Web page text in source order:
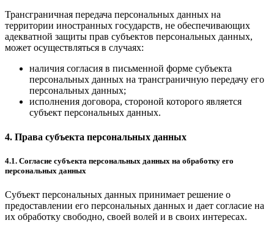
Трансграничная передача персональных данных на
территории иностранных государств, не обеспечивающих
адекватной защиты прав субъектов персональных данных,
может осуществляться в случаях:
наличия согласия в письменной форме субъекта
персональных данных на трансграничную передачу его
персональных данных;
исполнения договора, стороной которого является
субъект персональных данных.
4. Права субъекта персональных данных
4.1. Согласие субъекта персональных данных на обработку его
персональных данных
Субъект персональных данных принимает решение о
предоставлении его персональных данных и дает согласие на
их обработку свободно, своей волей и в своих интересах.